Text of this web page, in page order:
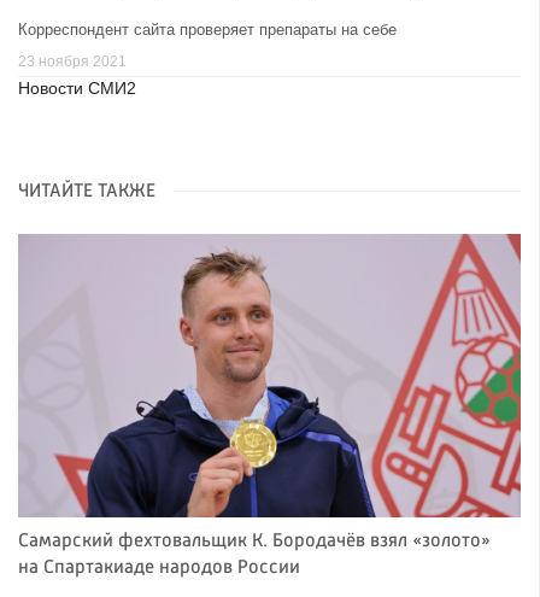
Корреспондент сайта проверяет препараты на себе
23 ноября 2021
Новости СМИ2
ЧИТАЙТЕ ТАКЖЕ
Самарский фехтовальщик К. Бородачёв взял «золото»
на Спартакиаде народов России